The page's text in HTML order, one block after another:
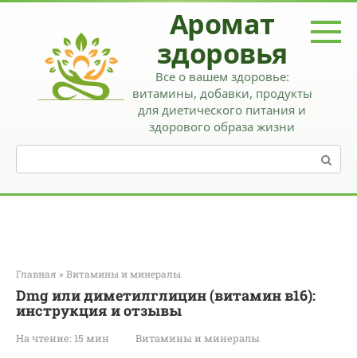
Перейти
Аромат
здоровья
Все о вашем здоровье:
витамины, добавки, продукты
для диетического питания и
здорового образа жизни
Поиск:
Главная » Витамины и минералы
Dmg или диметилглицин (витамин в16):
инструкция и отзывы
На чтение: 15 мин Витамины и минералы